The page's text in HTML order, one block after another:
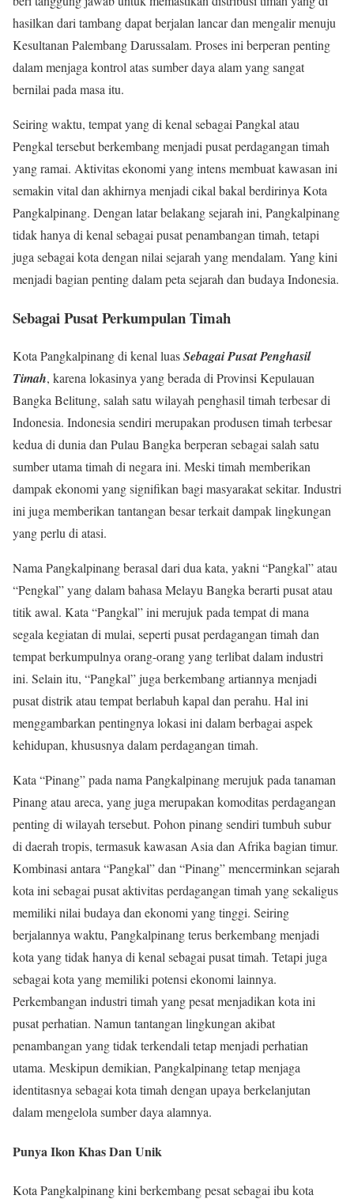
hasilkan dari tambang dapat berjalan lancar dan mengalir menuju
Kesultanan Palembang Darussalam. Proses ini berperan penting
dalam menjaga kontrol atas sumber daya alam yang sangat
bernilai pada masa itu.
Seiring waktu, tempat yang di kenal sebagai Pangkal atau
Pengkal tersebut berkembang menjadi pusat perdagangan timah
yang ramai. Aktivitas ekonomi yang intens membuat kawasan ini
semakin vital dan akhirnya menjadi cikal bakal berdirinya Kota
Pangkalpinang. Dengan latar belakang sejarah ini, Pangkalpinang
tidak hanya di kenal sebagai pusat penambangan timah, tetapi
juga sebagai kota dengan nilai sejarah yang mendalam. Yang kini
menjadi bagian penting dalam peta sejarah dan budaya Indonesia.
Sebagai Pusat Perkumpulan Timah
Kota Pangkalpinang di kenal luasSebagai Pusat Penghasil
Timah, karena lokasinya yang berada di Provinsi Kepulauan
Bangka Belitung, salah satu wilayah penghasil timah terbesar di
Indonesia. Indonesia sendiri merupakan produsen timah terbesar
kedua di dunia dan Pulau Bangka berperan sebagai salah satu
sumber utama timah di negara ini. Meski timah memberikan
dampak ekonomi yang signifikan bagi masyarakat sekitar. Industri
ini juga memberikan tantangan besar terkait dampak lingkungan
yang perlu di atasi.
Nama Pangkalpinang berasal dari dua kata, yakni “Pangkal” atau
“Pengkal” yang dalam bahasa Melayu Bangka berarti pusat atau
titik awal. Kata “Pangkal” ini merujuk pada tempat di mana
segala kegiatan di mulai, seperti pusat perdagangan timah dan
tempat berkumpulnya orang-orang yang terlibat dalam industri
ini. Selain itu, “Pangkal” juga berkembang artiannya menjadi
pusat distrik atau tempat berlabuh kapal dan perahu. Hal ini
menggambarkan pentingnya lokasi ini dalam berbagai aspek
kehidupan, khususnya dalam perdagangan timah.
Kata “Pinang” pada nama Pangkalpinang merujuk pada tanaman
Pinang atau areca, yang juga merupakan komoditas perdagangan
penting di wilayah tersebut. Pohon pinang sendiri tumbuh subur
di daerah tropis, termasuk kawasan Asia dan Afrika bagian timur.
Kombinasi antara “Pangkal” dan “Pinang” mencerminkan sejarah
kota ini sebagai pusat aktivitas perdagangan timah yang sekaligus
memiliki nilai budaya dan ekonomi yang tinggi. Seiring
berjalannya waktu, Pangkalpinang terus berkembang menjadi
kota yang tidak hanya di kenal sebagai pusat timah. Tetapi juga
sebagai kota yang memiliki potensi ekonomi lainnya.
Perkembangan industri timah yang pesat menjadikan kota ini
pusat perhatian. Namun tantangan lingkungan akibat
penambangan yang tidak terkendali tetap menjadi perhatian
utama. Meskipun demikian, Pangkalpinang tetap menjaga
identitasnya sebagai kota timah dengan upaya berkelanjutan
dalam mengelola sumber daya alamnya.
Punya Ikon Khas Dan Unik
Kota Pangkalpinang kini berkembang pesat sebagai ibu kota